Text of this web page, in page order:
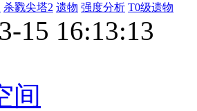
杀戮尖塔2 遗物 强度分析 T0级遗物
15 16:13:13
间